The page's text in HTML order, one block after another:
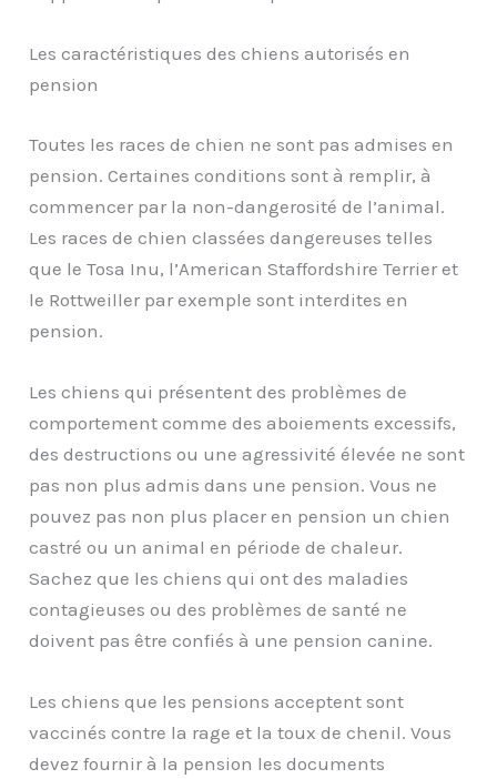
Les caractéristiques des chiens autorisés en
pension
Toutes les races de chien ne sont pas admises en
pension. Certaines conditions sont à remplir, à
commencer par la non-dangerosité de l’animal.
Les races de chien classées dangereuses telles
que le Tosa Inu, l’American Staffordshire Terrier et
le Rottweiller par exemple sont interdites en
pension.
Les chiens qui présentent des problèmes de
comportement comme des aboiements excessifs,
des destructions ou une agressivité élevée ne sont
pas non plus admis dans une pension. Vous ne
pouvez pas non plus placer en pension un chien
castré ou un animal en période de chaleur.
Sachez que les chiens qui ont des maladies
contagieuses ou des problèmes de santé ne
doivent pas être confiés à une pension canine.
Les chiens que les pensions acceptent sont
vaccinés contre la rage et la toux de chenil. Vous
devez fournir à la pension les documents